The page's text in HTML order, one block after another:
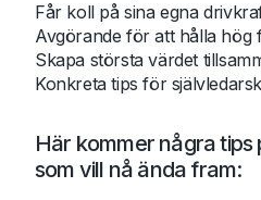
Får koll på sina egna
Avgörande för att hålla hög
Skapa största värdet
Konkreta tips för
Här kommer några tips
som vill nå ända fram: